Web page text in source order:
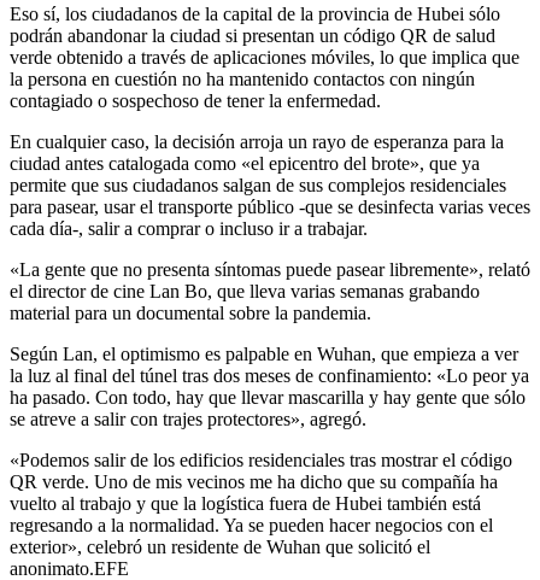
Eso sí, los ciudadanos de la capital de la provincia de Hubei sólo
podrán abandonar la ciudad si presentan un código QR de salud
verde obtenido a través de aplicaciones móviles, lo que implica que
la persona en cuestión no ha mantenido contactos con ningún
contagiado o sospechoso de tener la enfermedad.
En cualquier caso, la decisión arroja un rayo de esperanza para la
ciudad antes catalogada como «el epicentro del brote», que ya
permite que sus ciudadanos salgan de sus complejos residenciales
para pasear, usar el transporte público -que se desinfecta varias veces
cada día-, salir a comprar o incluso ir a trabajar.
«La gente que no presenta síntomas puede pasear libremente», relató
el director de cine Lan Bo, que lleva varias semanas grabando
material para un documental sobre la pandemia.
Según Lan, el optimismo es palpable en Wuhan, que empieza a ver
la luz al final del túnel tras dos meses de confinamiento: «Lo peor ya
ha pasado. Con todo, hay que llevar mascarilla y hay gente que sólo
se atreve a salir con trajes protectores», agregó.
«Podemos salir de los edificios residenciales tras mostrar el código
QR verde. Uno de mis vecinos me ha dicho que su compañía ha
vuelto al trabajo y que la logística fuera de Hubei también está
regresando a la normalidad. Ya se pueden hacer negocios con el
exterior», celebró un residente de Wuhan que solicitó el
anonimato.EFE